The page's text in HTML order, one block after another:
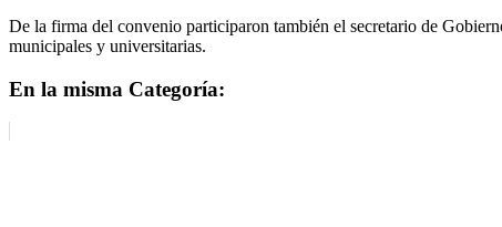
De la firma del convenio participaron también el secretario de
municipales y universitarias.
En la misma Categoría: